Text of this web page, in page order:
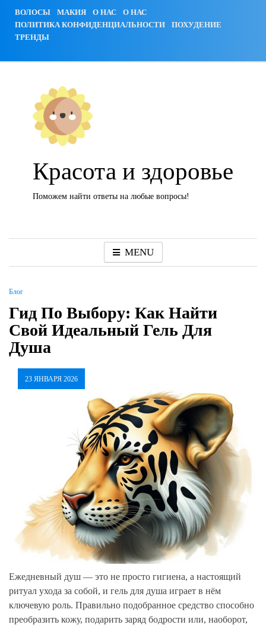
ВОЛОСЫ МАКИЯ О НАС
О НАС
ПОЛИТИКА КОНФИДЕНЦИАЛЬНОСТИ
ПОХУДЕНИЕ
ТРЕНДЫ
Красота и здоровье
Поможем найти ответы на любые вопросы!
MENU
Блог
Гид По Выбору: Как Найти
Свой Идеальный Гель Для
Душа
23 ЯНВАРЯ 2026
Ежедневный душ — это не просто гигиена, а настоящий
ритуал ухода за собой, и гель для душа играет в нём
ключевую роль. Правильно подобранное средство способно
преобразить кожу, подарить заряд бодрости или, наоборот,